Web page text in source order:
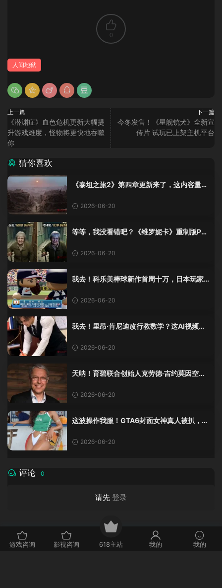
0
人间地狱
上一篇
《潜渊症》血色危机更新大幅提
升游戏难度，怪物将更快地吞噬
你
下一篇
今冬发售！《星舰铳犬》全新宣
传片 试玩已上架主机平台
猜你喜欢
《泰坦之旅2》第四章更新来了，这内容量感
2026-06-20
等等，我没看错吧？《维罗妮卡》重制版PS
2026-06-20
我去！科乐美棒球新作首周十万，日本玩家
2026-06-20
我去！里昂·肯尼迪改行教数学？这AI视频全
2026-06-20
天呐！育碧联合创始人克劳德·吉约莫因空难
2026-06-20
这波操作我服！GTA6封面女神真人被扒，网
2026-06-20
评论 0
请先 登录
游戏咨询 影视咨询 618主站 我的 我的